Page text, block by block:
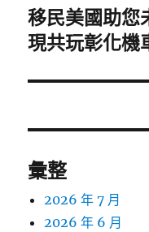
下
一
文
移民美國助您
現共玩彰化機
彙整
2026 年 7 月
2026 年 6 月